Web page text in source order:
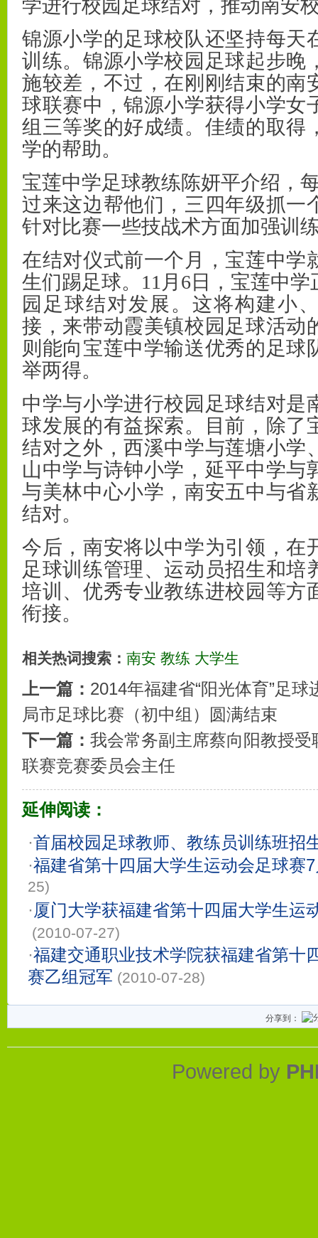
学进行校园足球结对，推动南安
锦源小学的足球校队还坚持每天
训练。锦源小学校园足球起步晚
施较差，不过，在刚刚结束的南
球联赛中，锦源小学获得小学女
组三等奖的好成绩。佳绩的取得
学的帮助。
宝莲中学足球教练陈妍平介绍，
过来这边帮他们，三四年级抓一
针对比赛一些技战术方面加强训
在结对仪式前一个月，宝莲中学
生们踢足球。11月6日，宝莲中
园足球结对发展。这将构建小
接，来带动霞美镇校园足球活动
则能向宝莲中学输送优秀的足球
举两得。
中学与小学进行校园足球结对是
球发展的有益探索。目前，除了
结对之外，西溪中学与莲塘小学
山中学与诗钟小学，延平中学与
与美林中心小学，南安五中与省
结对。
今后，南安将以中学为引领，在
足球训练管理、运动员招生和培
培训、优秀专业教练进校园等方
衔接。
相关热词搜索： 南安 教练 大学生
上一篇： 2014年福建省“阳光体育”足
局市足球比赛（初中组）圆满结束
下一篇： 我会常务副主席蔡向阳教授
联赛竞赛委员会主任
延伸阅读：
·首届校园足球教师、教练员训练班招
·福建省第十四届大学生运动会足球赛
25)
· 厦门大学获福建省第十四届大学生运
(2010-07-27)
·福建交通职业技术学院获福建省第十
赛乙组冠军 (2010-07-28)
分享到：
Powered by